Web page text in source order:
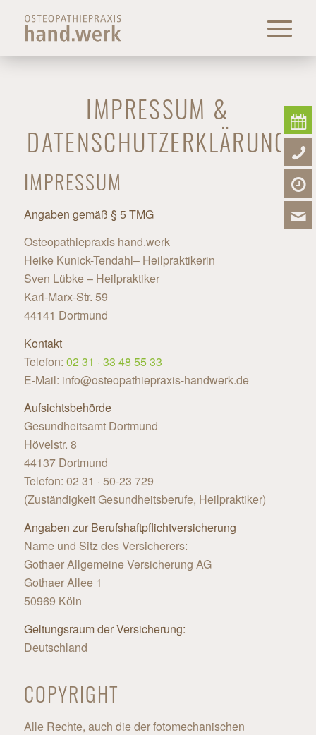
IMPRESSUM &
DATENSCHUTZERKLÄRUNG
IMPRESSUM
Angaben gemäß § 5 TMG
Osteopathiepraxis hand.werk
Heike Kunick-Tendahl– Heilpraktikerin
Sven Lübke – Heilpraktiker
Karl-Marx-Str. 59
44141 Dortmund
Kontakt
Telefon: 02 31 · 33 48 55 33
E-Mail: info@osteopathiepraxis-handwerk.de
Aufsichtsbehörde
Gesundheitsamt Dortmund
Hövelstr. 8
44137 Dortmund
Telefon: 02 31 · 50-23 729
(Zuständigkeit Gesundheitsberufe, Heilpraktiker)
Angaben zur Berufshaftpflichtversicherung
Name und Sitz des Versicherers:
Gothaer Allgemeine Versicherung AG
Gothaer Allee 1
50969 Köln
Geltungsraum der Versicherung:
Deutschland
COPYRIGHT
Alle Rechte, auch die der fotomechanischen